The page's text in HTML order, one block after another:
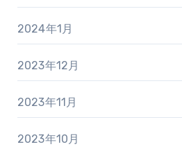
2024年1月
2023年12月
2023年11月
2023年10月